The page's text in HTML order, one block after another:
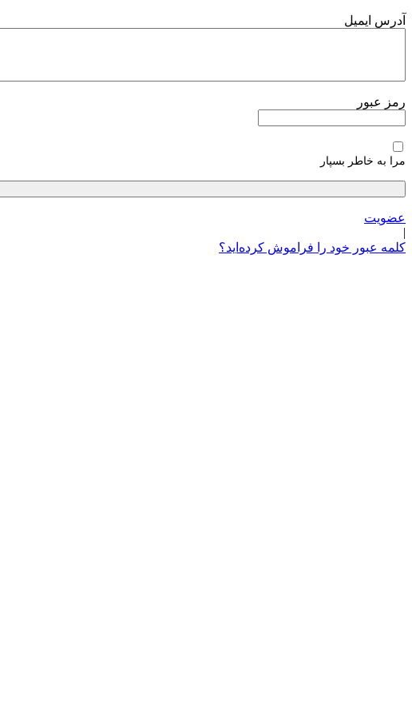
پرش
آدرس ایمیل
رمز عبور
مرا به خاطر بسپار
عضویت
|
کلمه عبور خود را فراموش کرده‌اید؟